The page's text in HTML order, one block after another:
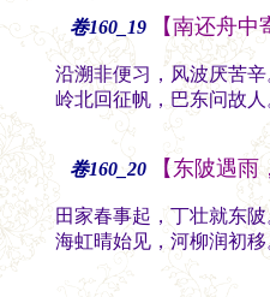
卷160_19 【南还舟
沿溯非便习，风波厌苦
岭北回征帆，巴东问故
卷160_20 【东陂遇
田家春事起，丁壮就东
海虹晴始见，河柳润初